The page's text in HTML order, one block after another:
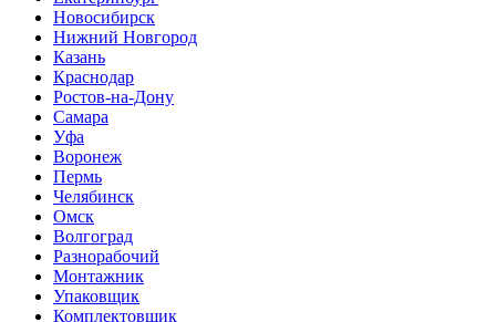
Новосибирск
Нижний Новгород
Казань
Краснодар
Ростов-на-Дону
Самара
Уфа
Воронеж
Пермь
Челябинск
Омск
Волгоград
Разнорабочий
Монтажник
Упаковщик
Комплектовщик